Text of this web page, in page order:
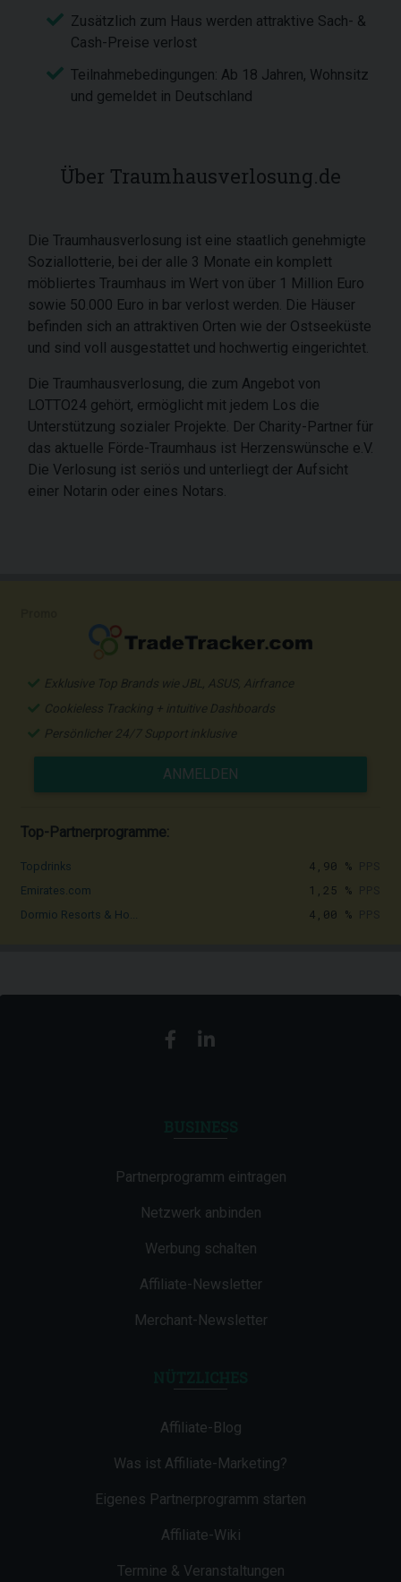
Zusätzlich zum Haus werden attraktive Sach- &
Cash-Preise verlost
Teilnahmebedingungen: Ab 18 Jahren, Wohnsitz
und gemeldet in Deutschland
Über Traumhausverlosung.de
Die Traumhausverlosung ist eine staatlich genehmigte
Soziallotterie, bei der alle 3 Monate ein komplett
möbliertes Traumhaus im Wert von über 1 Million Euro
sowie 50.000 Euro in bar verlost werden. Die Häuser
befinden sich an attraktiven Orten wie der Ostseeküste
und sind voll ausgestattet und hochwertig eingerichtet.
Die Traumhausverlosung, die zum Angebot von
LOTTO24 gehört, ermöglicht mit jedem Los die
Unterstützung sozialer Projekte. Der Charity-Partner für
das aktuelle Förde-Traumhaus ist Herzenswünsche e.V.
Die Verlosung ist seriös und unterliegt der Aufsicht
einer Notarin oder eines Notars.
Exklusive Top Brands wie JBL, ASUS, Airfrance
Cookieless Tracking + intuitive Dashboards
Persönlicher 24/7 Support inklusive
ANMELDEN
Top-Partnerprogramme:
Topdrinks 4,90 %
Emirates.com 1,25 %
Dormio Resorts & Ho... 4,00 %
Partnerprogramm eintragen
Netzwerk anbinden
Werbung schalten
Affiliate-Newsletter
Merchant-Newsletter
Affiliate-Blog
Was ist Affiliate-Marketing?
Eigenes Partnerprogramm starten
Affiliate-Wiki
Termine & Veranstaltungen